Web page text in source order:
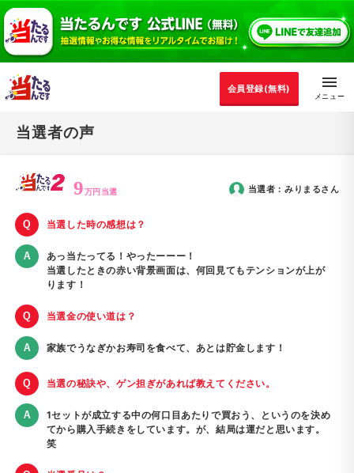
会員登録(無料)
当選者の声
9万円当選 当選者： みりまるさん
当選した時の感想は？
あっ当たってる！やったーーー！
当選したときの赤い背景画面は、何回見てもテンションが上が
ります！
当選金の使い道は？
家族でうなぎかお寿司を食べて、あとは貯金します！
当選の秘訣や、ゲン担ぎがあれば教えてください。
1セットが成立する中の何口目あたりで買おう、というのを決め
てから購入手続きをしています。が、結局は運だと思います。
笑